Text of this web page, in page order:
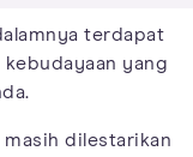
terdapat
yang
dilestarikan